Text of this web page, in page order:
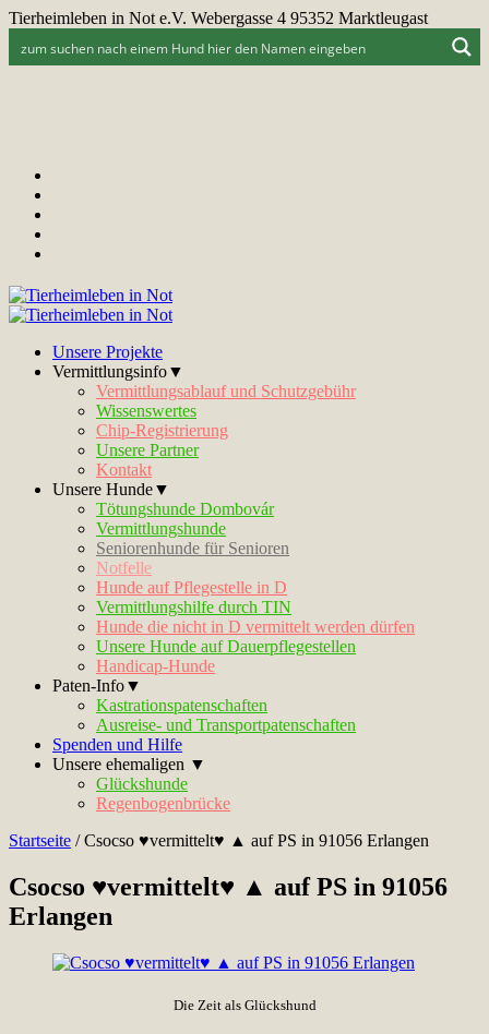
Tierheimleben in Not e.V. Webergasse 4 95352 Marktleugast
Unsere Projekte
Vermittlungsinfo▼
Vermittlungsablauf und Schutzgebühr
Wissenswertes
Chip-Registrierung
Unsere Partner
Kontakt
Unsere Hunde▼
Tötungshunde Dombovár
Vermittlungshunde
Seniorenhunde für Senioren
Notfelle
Hunde auf Pflegestelle in D
Vermittlungshilfe durch TIN
Hunde die nicht in D vermittelt werden dürfen
Unsere Hunde auf Dauerpflegestellen
Handicap-Hunde
Paten-Info▼
Kastrationspatenschaften
Ausreise- und Transportpatenschaften
Spenden und Hilfe
Unsere ehemaligen ▼
Glückshunde
Regenbogenbrücke
Startseite /Csocso ♥vermittelt♥ ▲ auf PS in 91056 Erlangen
Csocso ♥vermittelt♥ ▲ auf PS in 91056
Erlangen
Die Zeit als Glückshund